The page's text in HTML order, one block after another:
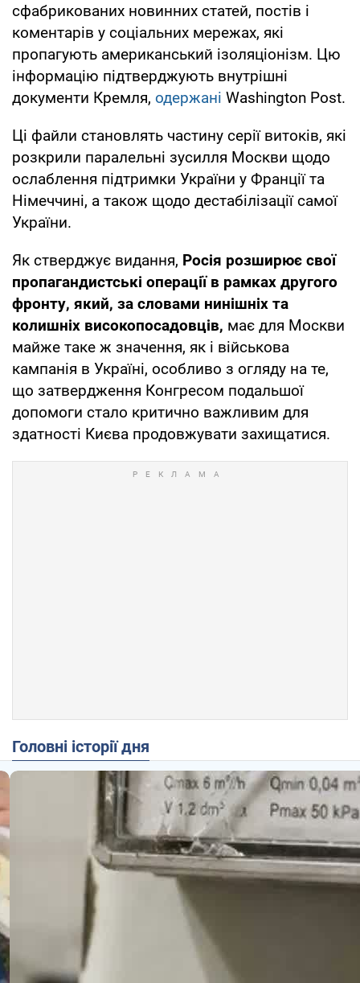
сфабрикованих новинних статей, постів і
коментарів у соціальних мережах, які
пропагують американський ізоляціонізм. Цю
інформацію підтверджують внутрішні
документи Кремля, одержані Washington Post.
Ці файли становлять частину серії витоків, які
розкрили паралельні зусилля Москви щодо
ослаблення підтримки України у Франції та
Німеччині, а також щодо дестабілізації самої
України.
Як стверджує видання, Росія розширює свої
пропагандистські операції в рамках другого
фронту, який, за словами нинішніх та
колишніх високопосадовців, має для Москви
майже таке ж значення, як і військова
кампанія в Україні, особливо з огляду на те,
що затвердження Конгресом подальшої
допомоги стало критично важливим для
здатності Києва продовжувати захищатися.
Головні історії дня